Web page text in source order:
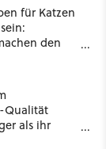
für Katzen
den
einfach ist
Qualität
als ihr